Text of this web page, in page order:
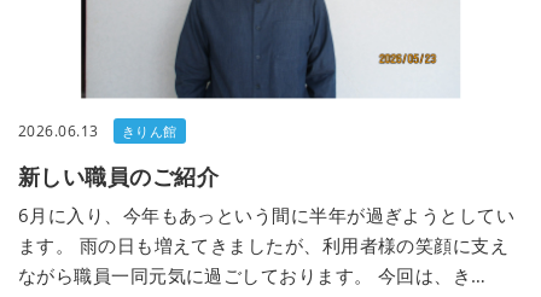
2026.06.13 きりん館
新しい職員のご紹介
6月に入り、今年もあっという間に半年が過ぎようとしてい
ます。 雨の日も増えてきましたが、利用者様の笑顔に支え
ながら職員一同元気に過ごしております。 今回は、き…